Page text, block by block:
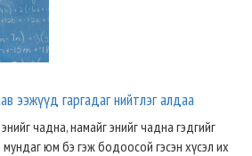
ээжүүд гаргадаг нийтлэг алдаа
чадна, намайг энийг чадна гэдгийг
мундаг юм бэ гэж бодоосой гэсэн хүсэл их